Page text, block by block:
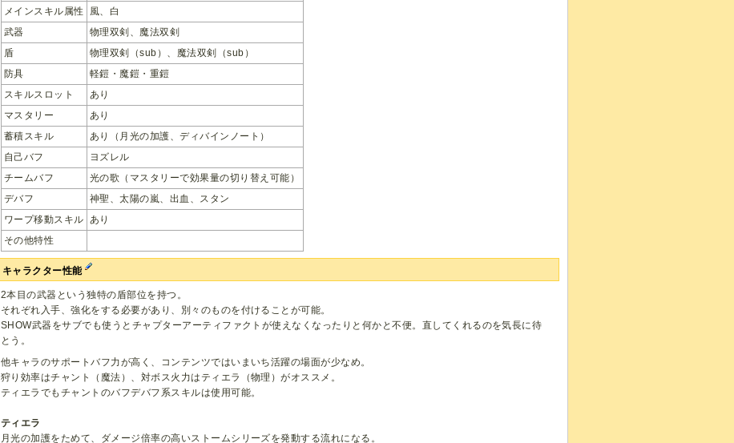
メインスキル属性
風、白
武器
物理双剣、魔法双剣
盾
物理双剣（sub）、魔法双剣（sub）
防具
軽鎧・魔鎧・重鎧
スキルスロット
あり
マスタリー
あり
蓄積スキル
あり（月光の加護、ディバインノート）
自己バフ
ヨズレル
チームバフ
光の歌（マスタリーで効果量の切り替え可能）
デバフ
神聖、太陽の嵐、出血、スタン
ワープ移動スキル あり
その他特性
キャラクター性能
2本目の武器という独特の盾部位を持つ。
それぞれ入手、強化をする必要があり、別々のものを付けることが可能。
SHOW武器をサブでも使うとチャプターアーティファクトが使えなくなったりと何かと不便。直してくれるのを気長に待
とう。
他キャラのサポートバフ力が高く、コンテンツではいまいち活躍の場面が少なめ。
狩り効率はチャント（魔法）、対ボス火力はティエラ（物理）がオススメ。
ティエラでもチャントのバフデバフ系スキルは使用可能。
ティエラ
月光の加護をためて、ダメージ倍率の高いストームシリーズを発動する流れになる。